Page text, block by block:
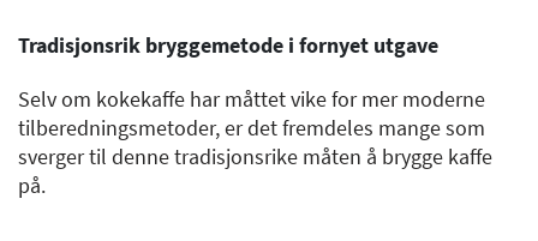
Tradisjonsrik bryggemetode i fornyet utgave
Selv om kokekaffe har måttet vike for mer moderne
tilberedningsmetoder, er det fremdeles mange som
sverger til denne tradisjonsrike måten å brygge kaffe
på.